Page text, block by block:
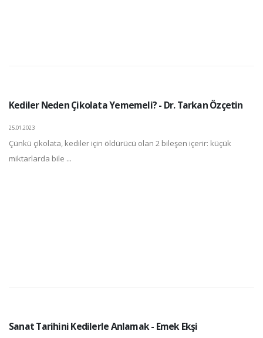
Kediler Neden Çikolata Yememeli? - Dr. Tarkan Özçetin
25.01.2023
Çünkü çikolata, kediler için öldürücü olan 2 bileşen içerir: küçük
miktarlarda bile ...
Sanat Tarihini Kedilerle Anlamak - Emek Ekşi